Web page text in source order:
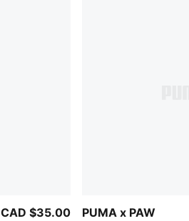
CAD $35.00
PUMA x PAW